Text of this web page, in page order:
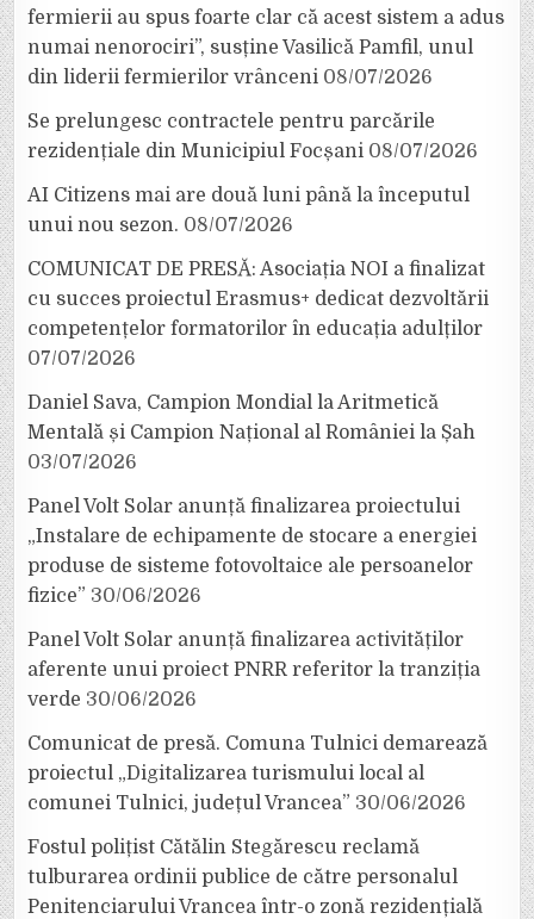
fermierii au spus foarte clar că acest sistem a adus
numai nenorociri”, susține Vasilică Pamfil, unul
din liderii fermierilor vrânceni 08/07/2026
Se prelungesc contractele pentru parcările
rezidențiale din Municipiul Focșani 08/07/2026
AI Citizens mai are două luni până la începutul
unui nou sezon. 08/07/2026
COMUNICAT DE PRESĂ: Asociația NOI a finalizat
cu succes proiectul Erasmus+ dedicat dezvoltării
competențelor formatorilor în educația adulților
07/07/2026
Daniel Sava, Campion Mondial la Aritmetică
Mentală și Campion Național al României la Șah
03/07/2026
Panel Volt Solar anunță finalizarea proiectului
„Instalare de echipamente de stocare a energiei
produse de sisteme fotovoltaice ale persoanelor
fizice” 30/06/2026
Panel Volt Solar anunță finalizarea activităților
aferente unui proiect PNRR referitor la tranziția
verde 30/06/2026
Comunicat de presă. Comuna Tulnici demarează
proiectul „Digitalizarea turismului local al
comunei Tulnici, județul Vrancea” 30/06/2026
Fostul polițist Cătălin Stegărescu reclamă
tulburarea ordinii publice de către personalul
Penitenciarului Vrancea într-o zonă rezidențială